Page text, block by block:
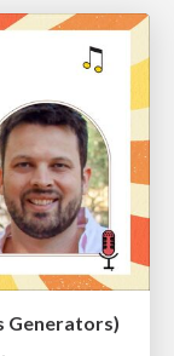
Generators)